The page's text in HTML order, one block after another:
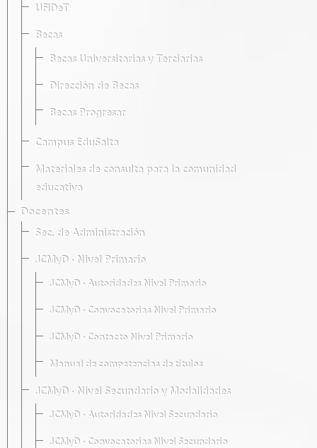
UFIDeT
Becas
Becas Universitarias y Terciarias
Dirección de Becas
Becas Progresar
Campus EduSalta
Materiales de consulta para la comunidad
educativa
Docentes
Sec. de Administración
JCMyD · Nivel Primario
JCMyD · Autoridades Nivel Primario
JCMyD · Convocatorias Nivel Primario
JCMyD · Contacto Nivel Primario
Manual de competencias de títulos
JCMyD · Nivel Secundario y Modalidades
JCMyD · Autoridades Nivel Secundario
JCMyD · Convocatorias Nivel Secundario